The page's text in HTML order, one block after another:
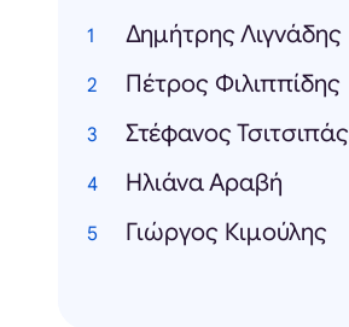
Δημήτρης Λιγνάδης
Πέτρος Φιλιππίδης
Στέφανος Τσιτσιπάς
Ηλιάνα Αραβή
Γιώργος Κιμούλης